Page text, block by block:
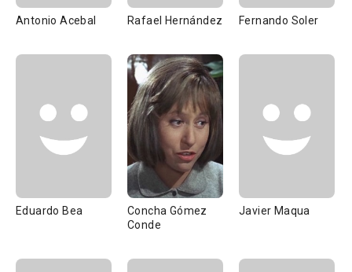
Antonio Acebal Rafael Hernández Fernando Soler
Eduardo Bea
Concha Gómez
Conde
Javier Maqua